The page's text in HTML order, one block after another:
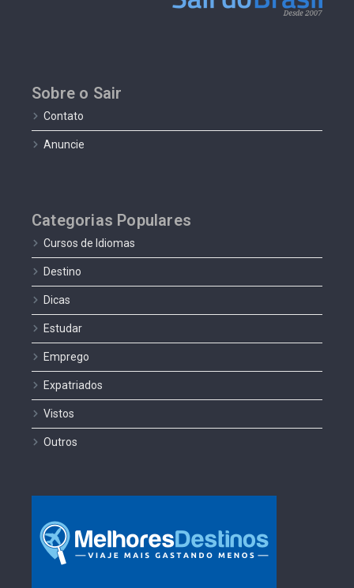
Sobre o Sair
Contato
Anuncie
Categorias Populares
Cursos de Idiomas
Destino
Dicas
Estudar
Emprego
Expatriados
Vistos
Outros